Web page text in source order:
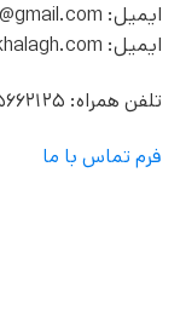
ایمیل: moalemekhalagh@gmail.com
ایمیل: info@moalemekhalagh.com
تلفن همراه: 09125662125
فرم تماس با ما